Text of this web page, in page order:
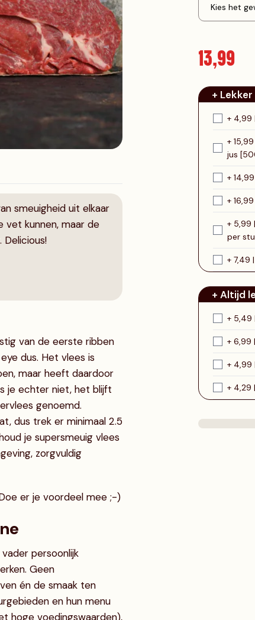
Rosbief
Runderspiezen
Runderburgers
Flamino
Varkenshaas
smeuigheid uit elkaar
kunnen, maar de
van de eerste ribben
dus. Het vlees is
maar heeft daardoor
je echter niet, het blijft
genoemd.
dus trek er minimaal 2.5
je supersmeuig vlees
zorgvuldig
er je voordeel mee ;-)
persoonlijk
Geen
én de smaak ten
en hun menu
hoge voedingswaarden),
13,99
+
+ 4,99
+
jus
+
+
+ 5,99
per
+ 7,49
+ Altijd
+ 5,49
+ 6,99
+ 4,99
+ 4,29